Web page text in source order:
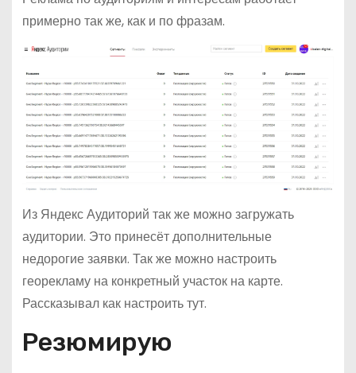
примерно так же, как и по фразам.
Из Яндекс Аудиторий так же можно загружать
аудитории. Это принесёт дополнительные
недорогие заявки. Так же можно настроить
георекламу на конкретный участок на карте.
Рассказывал как настроить тут.
Резюмирую